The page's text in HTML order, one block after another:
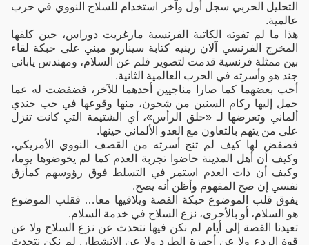
التحليل الحربي سجل أول وآخر استخدام للسلاح النووي في حرب
عالمية.
هذا ما لم تفوته الكاتبة الفرنسية مارغريت دوراس، حين كلفها
المخرج الفرنسي آلان رينيه كتابة سيناريو مبني على حبكة لقاء
بين ممثلة فرنسية قدمت لتصوير فلم عن السلام، ومهندس ياباني
جند هو وأسرته في الحرب العالمية الثانية.
أحب بعضهما كما صارا مناجيين أحدهما للآخر، فضفضت له عما
حمل إليها ركام السنين من شجون، منها وقوعها في حب جندي
ألماني وتعرضها لـ «حلق الرأس»، أي الشتيمة التي كانت تنزل
على من يتهم بالتعاون مع العدو الألماني حينها.
فضفض لها كيف لم تنج أسرته من القصف النووي الأمريكي،
وكيف أن أهل المدينة خاضوا تجربة العدم كما لم يخوضوها يوما،
وكيف أن ذات العدم استمر في التسلط فوق رؤوسهم كمأزق
نفسي إن صح المفهوم وأظن أنه يصح.
يفوق قلب الموضوع حبكة القصة ويلاقيها معا… فقلب الموضوع
هو السلام، أو بالأحرى، نزع السلاح في خدمة السلام.
تعيدنا القصة إلى أيام لم نكن فيها نتحدث عن نزع السلاح ولا عن
قوة الردع ولا عن أجهزة الطرد ولا عن الانشطار. لم نكن نتحدث